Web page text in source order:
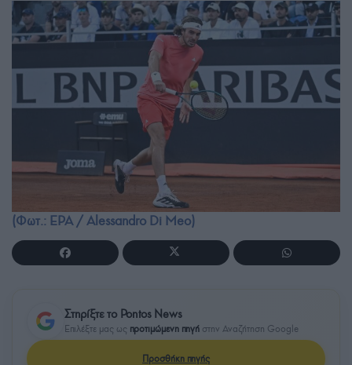
(Φωτ.: EPA / Alessandro Di Meo)
Στηρίξτε το Pontos News
Επιλέξτε μας ως προτιμώμενη πηγή στην Αναζήτηση Google
Προσθήκη πηγής